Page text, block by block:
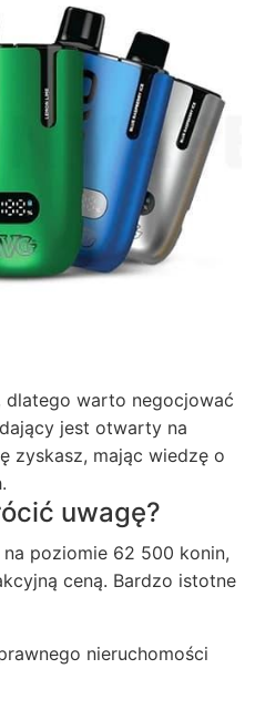
warto negocjować
jest otwarty na
zyskasz, mając wiedzę o
uwagę?
poziomie 62 500 konin,
ceną. Bardzo istotne
nieruchomości